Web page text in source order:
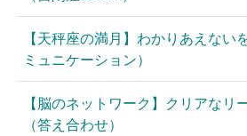
【天秤座の満月】わかりあえない
ミュニケーション）
【脳のネットワーク】クリアなリ
（答え合わせ）